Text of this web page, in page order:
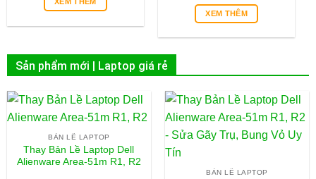
XEM THÊM
Sản phẩm mới | Laptop giá rẻ
BẢN LỀ LAPTOP
Thay Bản Lề Laptop Dell
Alienware Area-51m R1, R2
BẢN LỀ LAPTOP